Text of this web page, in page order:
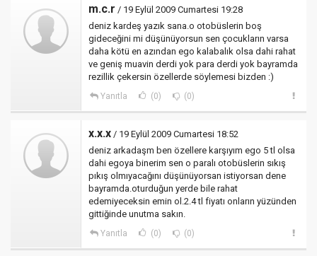
m.c.r / 19 Eylül 2009 Cumartesi 19:28
deniz kardeş yazık sana.o otobüslerin boş
gideceğini mi düşünüyorsun sen çocukların varsa
daha kötü en azından ego kalabalık olsa dahi rahat
ve geniş muavin derdi yok para derdi yok bayramda
rezillik çekersin özellerde söylemesi bizden :)
Yanıtla (0) (0)
x.x.x / 19 Eylül 2009 Cumartesi 18:52
deniz arkadaşm ben özellere karşıyım ego 5 tl olsa
dahi egoya binerim sen o paralı otobüslerin sıkış
pıkış olmıyacağını düşünüyorsan istiyorsan dene
bayramda.oturduğun yerde bile rahat
edemiyeceksin emin ol.2.4 tl fiyatı onların yüzünden
gittiğinde unutma sakın.
Yanıtla (0) (0)